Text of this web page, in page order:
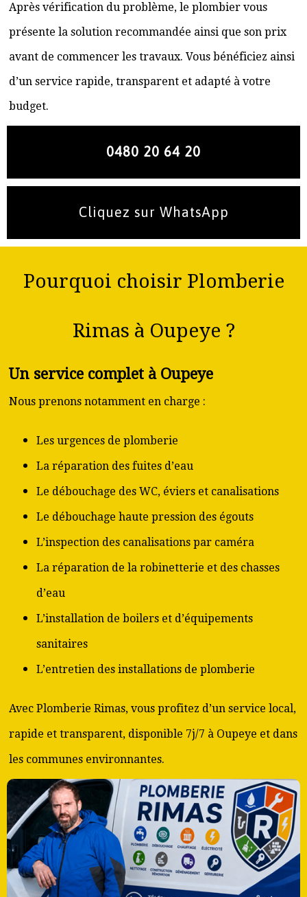
Après vérification du problème, le plombier vous
présente la solution recommandée ainsi que son prix
avant de commencer les travaux. Vous bénéficiez ainsi
d’un service rapide, transparent et adapté à votre
budget.
0480 20 64 20
Cliquez sur WhatsApp
Pourquoi choisir Plomberie
Rimas à Oupeye ?
Un service complet à Oupeye
Nous prenons notamment en charge :
Les urgences de plomberie
La réparation des fuites d’eau
Le débouchage des WC, éviers et canalisations
Le débouchage haute pression des égouts
L’inspection des canalisations par caméra
La réparation de la robinetterie et des chasses
d’eau
L’installation de boilers et d’équipements
sanitaires
L’entretien des installations de plomberie
Avec Plomberie Rimas, vous profitez d’un service local,
rapide et transparent, disponible 7j/7 à Oupeye et dans
les communes environnantes.